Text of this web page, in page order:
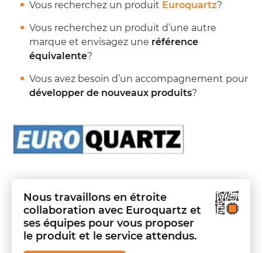
Vous recherchez un produit Euroquartz?
Vous recherchez un produit d’une autre
marque et envisagez une référence
équivalente?
Vous avez besoin d’un accompagnement pour
développer de nouveaux produits?
Nous travaillons en étroite
collaboration avec Euroquartz et
ses équipes pour vous proposer
le produit et le service attendus.